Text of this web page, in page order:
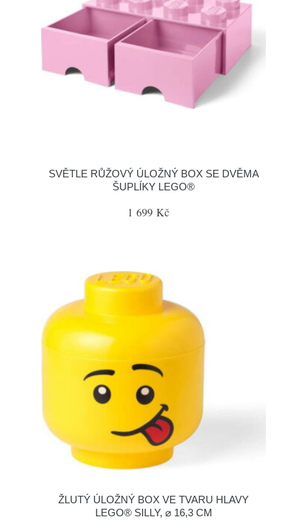
SVĚTLE RŮŽOVÝ ÚLOŽNÝ BOX SE DVĚMA
ŠUPLÍKY LEGO®
1 699 Kč
ŽLUTÝ ÚLOŽNÝ BOX VE TVARU HLAVY
LEGO® SILLY, ⌀ 16,3 CM